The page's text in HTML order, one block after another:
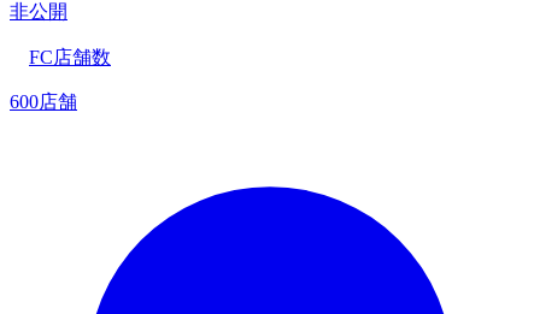
非公開
FC店舗数
600店舗